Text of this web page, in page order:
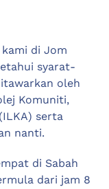
di Jom
syarat-
oleh
Komuniti,
serta
nanti.
di Sabah
dari jam 8